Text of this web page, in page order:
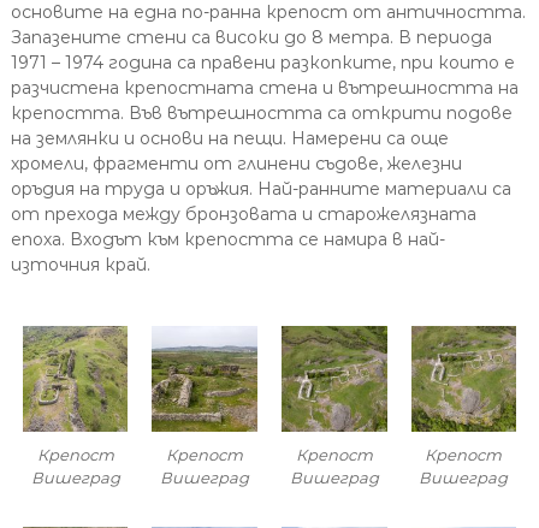
основите на една по-ранна крепост от античността.
Запазените стени са високи до 8 метра. В периода
1971 – 1974 година са правени разкопките, при които е
разчистена крепостната стена и вътрешността на
крепостта. Във вътрешността са открити подове
на землянки и основи на пещи. Намерени са още
хромели, фрагменти от глинени съдове, железни
оръдия на труда и оръжия. Най-ранните материали са
от прехода между бронзовата и старожелязната
епоха. Входът към крепостта се намира в най-
източния край.
Крепост
Вишеград
Крепост
Вишеград
Крепост
Вишеград
Крепост
Вишеград